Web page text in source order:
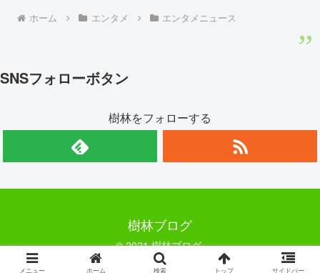
ホーム エンタメ エンタメニュース
SNSフォローボタン
樹林をフォローする
樹林ブログ
© 2021 樹林ブログ.
メニュー ホーム 検索 トップ サイドバー